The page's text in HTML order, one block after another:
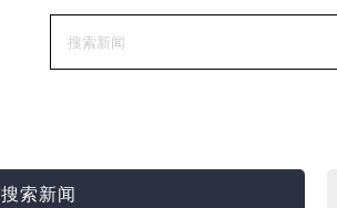
搜索新闻